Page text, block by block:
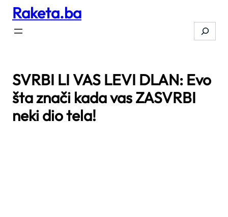
Skip
content
Raketa.ba
Search
SVRBI LI VAS LEVI DLAN: Evo
šta znači kada vas ZASVRBI
neki dio tela!